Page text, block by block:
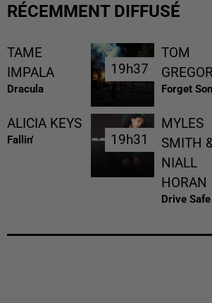
RÉCEMMENT DIFFUSÉ
TAME
IMPALA
Dracula
19h37
19h37
TOM
Forget
ALICIA KEYS
Fallin' 19h31
19h31
MYLES
SMITH
NIALL
HORAN
Drive Safe